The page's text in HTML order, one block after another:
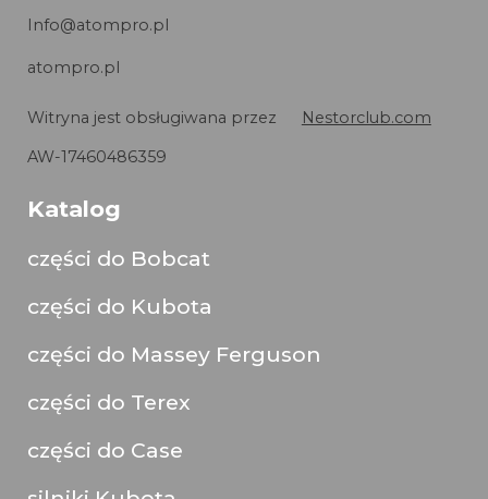
Info@atompro.pl
atompro.pl
Witryna jest obsługiwana przez
Nestorclub.com
AW-17460486359
Katalog
części do Bobcat
części do Kubota
części do Massey Ferguson
części do Terex
części do Case